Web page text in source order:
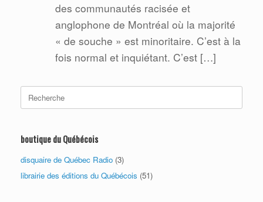
des communautés racisée et
anglophone de Montréal où la majorité
« de souche » est minoritaire. C’est à la
fois normal et inquiétant. C’est […]
for:
boutique du Québécois
disquaire de Québec Radio (3)
librairie des éditions du Québécois (51)